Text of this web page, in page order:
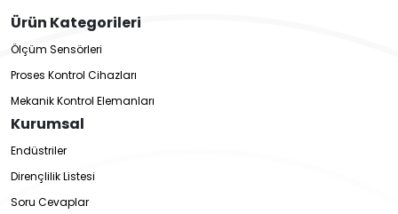
Ürün Kategorileri
Ölçüm Sensörleri
Proses Kontrol Cihazları
Mekanik Kontrol Elemanları
Kurumsal
Endüstriler
Dirençlilik Listesi
Soru Cevaplar